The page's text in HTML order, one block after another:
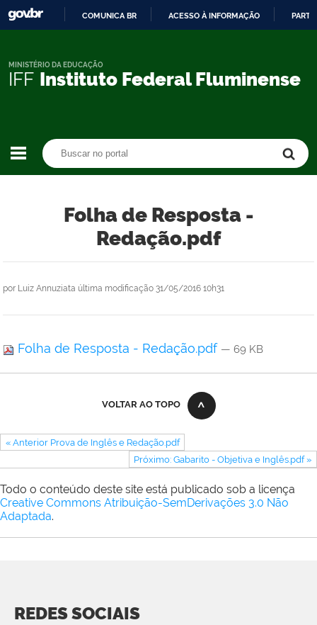
CONTEÚDO
COMUNICA BR ACESSO À INFORMAÇÃO
IFF Instituto Federal Fluminense
MINISTÉRIO DA EDUCAÇÃO
Folha de Resposta -
Redação.pdf
por Luiz Annuziata última modificação 31/05/2016 10h31
Folha de Resposta - Redação.pdf — 69 KB
VOLTAR AO TOPO
« Anterior Prova de Inglês e Redação.pdf
Próximo: Gabarito - Objetiva e Inglês.pdf »
Todo o conteúdo deste site está publicado sob a licença
Creative Commons Atribuição-SemDerivações 3.0 Não
Adaptada.
REDES SOCIAIS